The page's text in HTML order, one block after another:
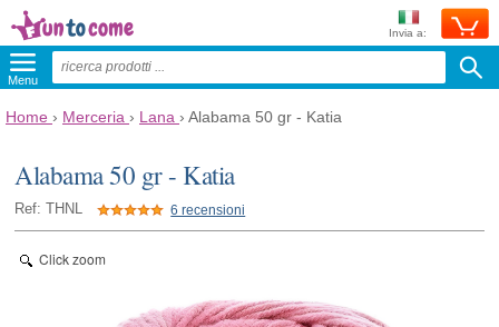
Invia a:
Menu
Home › Merceria › Lana › Alabama 50 gr - Katia
Alabama 50 gr - Katia
Ref: THNL 6 recensioni
Click zoom